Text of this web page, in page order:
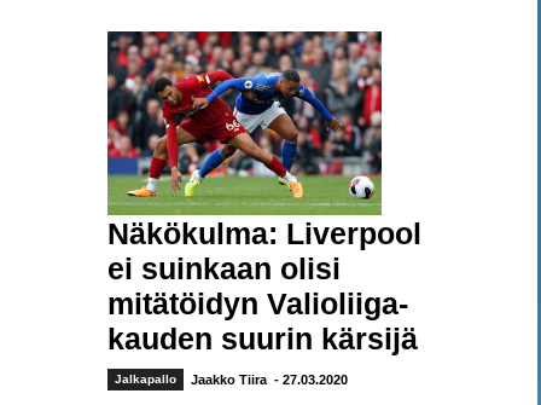
Näkökulma: Liverpool
ei suinkaan olisi
mitätöidyn Valioliiga-
kauden suurin kärsijä
Jalkapallo Jaakko Tiira - 27.03.2020